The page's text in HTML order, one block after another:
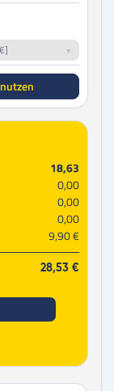
18,63
0,00
0,00
0,00
9,90 €
28,53 €